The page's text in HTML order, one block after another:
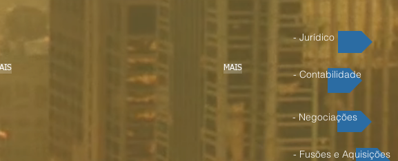
- Jurídico
MAIS
- Contabilidade
- Negociações
- Fusões e Aquisições